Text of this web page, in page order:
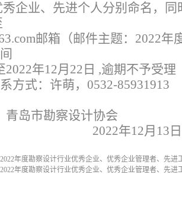
企业、先进个人分别命名，
邮箱（邮件主题：2022年
2022年12月22日 ,逾期不予受理
方式：许萌，0532-85931913
青岛市勘察设计协会
2022年12月13